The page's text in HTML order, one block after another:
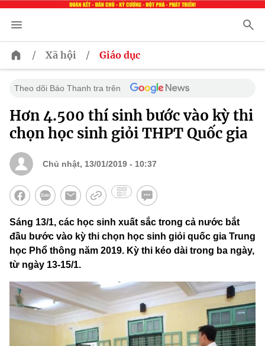
/ Xã hội / Giáo dục
Theo dõi Báo Thanh tra trên
Hơn 4.500 thí sinh bước vào kỳ thi
chọn học sinh giỏi THPT Quốc gia
Chủ nhật, 13/01/2019 - 10:37
Sáng 13/1, các học sinh xuất sắc trong cả nước bắt
đầu bước vào kỳ thi chọn học sinh giỏi quốc gia Trung
học Phổ thông năm 2019. Kỳ thi kéo dài trong ba ngày,
từ ngày 13-15/1.